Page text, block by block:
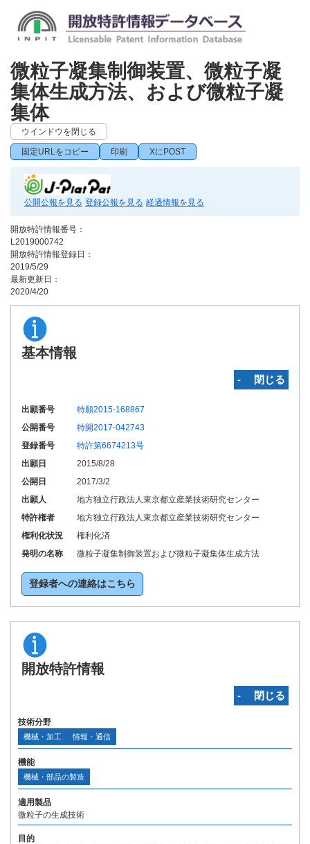
微粒子凝集制御装置、微粒子凝
集体生成方法、および微粒子凝
集体
ウインドウを閉じる
固定URLをコピー 印刷 XにPOST
公開公報を見る 登録公報を見る 経過情報を見る
開放特許情報番号：
L2019000742
開放特許情報登録日：
2019/5/29
最新更新日：
2020/4/20
基本情報
‐ 閉じる
出願番号
特願2015-168867
公開番号
特開2017-042743
登録番号
特許第6674213号
出願日
2015/8/28
公開日
2017/3/2
出願人
地方独立行政法人東京都立産業技術研究センター
特許権者
地方独立行政法人東京都立産業技術研究センター
権利化状況
権利化済
発明の名称
微粒子凝集制御装置および微粒子凝集体生成方法
登録者への連絡はこちら
開放特許情報
‐ 閉じる
技術分野
機械・加工 情報・通信
機能
機械・部品の製造
適用製品
微粒子の生成技術
目的